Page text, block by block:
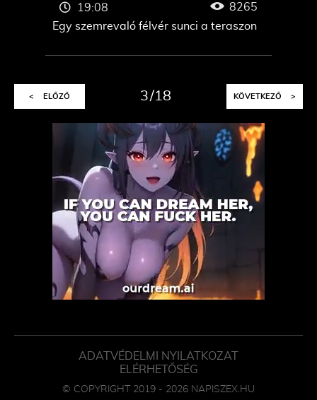
Egy szemrevaló félvér sunci a teraszon
19:08 8265
< ELŐZŐ 3 18 KÖVETKEZŐ >
ADATVÉDELMI NYILATKOZAT
ELÉRHETŐSÉG
© COPYRIGHT 2019 - 2026 NAPISZEX.HU